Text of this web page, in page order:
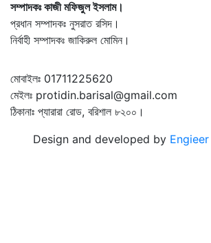
সম্পাদকঃ কাজী মফিজুল ইসলাম।
প্রধান সম্পাদকঃ নুসরাত রসিদ।
নির্বাহী সম্পাদকঃ জাকিরুল মোমিন।
মোবাইলঃ 01711225620
মেইলঃ protidin.barisal@gmail.com
ঠিকানাঃ প্যারারা রোড, বরিশাল ৮২০০।
Design and developed by